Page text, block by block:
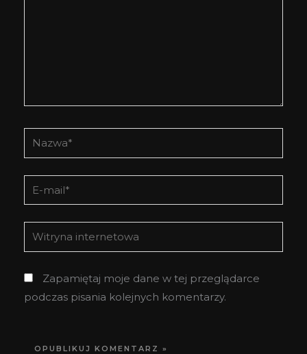
Nazwa*
E-
mail*
Witryna
internetowa
Zapamiętaj moje dane w tej przeglądarce
podczas pisania kolejnych komentarzy.